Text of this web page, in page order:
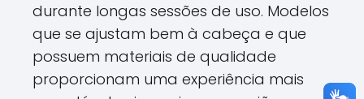
durante longas sessões de uso. Modelos
que se ajustam bem à cabeça e que
possuem materiais de qualidade
proporcionam uma experiência mais